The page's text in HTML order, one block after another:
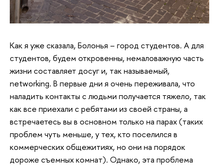
Как я уже сказала, Болонья – город студентов. А для
студентов, будем откровенны, немаловажную часть
жизни составляет досуг и, так называемый,
networking. В первые дни я очень переживала, что
наладить контакты с людьми получается тяжело, так
как все приехали с ребятами из своей страны, а
встречаетесь вы в основном только на парах (таких
проблем чуть меньше, у тех, кто поселился в
коммерческих общежитиях, но они на порядок
дороже съемных комнат). Однако, эта проблема